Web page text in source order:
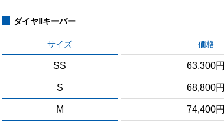
ダイヤⅡキーパー
サイズ 価格
SS 63,300円
S 68,800円
M 74,400円